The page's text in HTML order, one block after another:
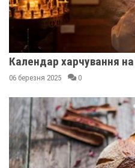
Календар харчування
06 березня 2025 0